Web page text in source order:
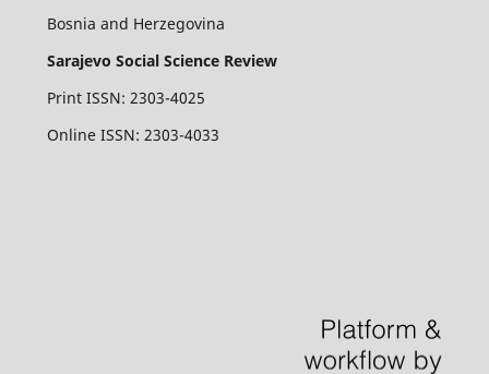
Bosnia and Herzegovina
Sarajevo Social Science Review
Print ISSN: 2303-4025
Online ISSN: 2303-4033